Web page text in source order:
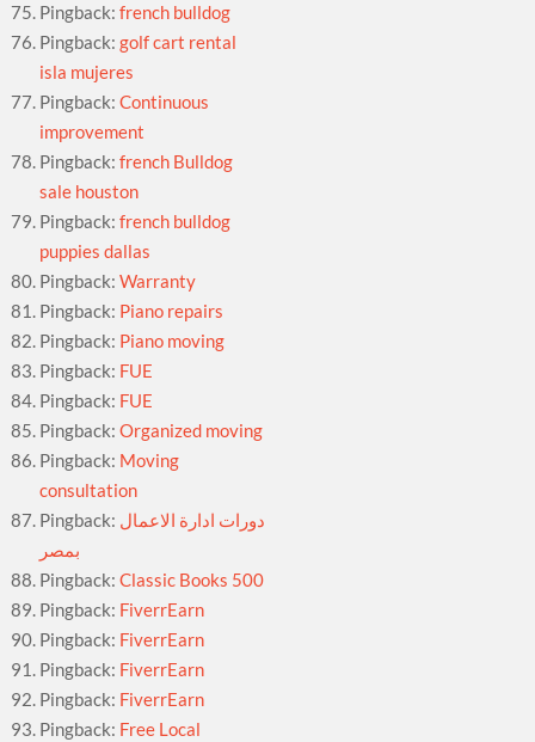
Pingback:french bulldog
Pingback:golf cart rental
isla mujeres
Pingback:Continuous
improvement
Pingback:french Bulldog
sale houston
Pingback:french bulldog
puppies dallas
Pingback:Warranty
Pingback: Piano repairs
Pingback: Piano moving
Pingback: FUE
Pingback: FUE
Pingback:Organized moving
Pingback: Moving
consultation
Pingback: دورات ادارة الاعمال
بمصر
Pingback:Classic Books 500
Pingback: FiverrEarn
Pingback: FiverrEarn
Pingback: FiverrEarn
Pingback: FiverrEarn
Pingback: Free Local